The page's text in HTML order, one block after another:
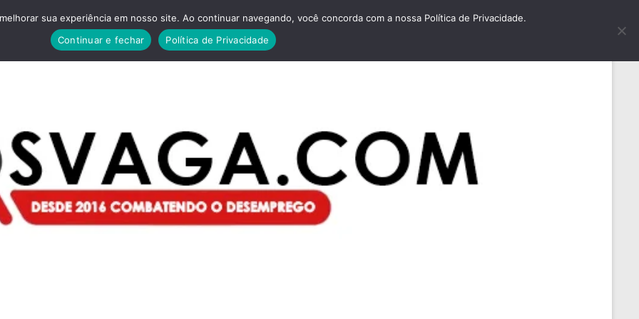
sua experiência em nosso site. Ao continuar navegando, você concorda com a nossa Política de Privacidade.
Continuar e fechar
Política de Privacidade